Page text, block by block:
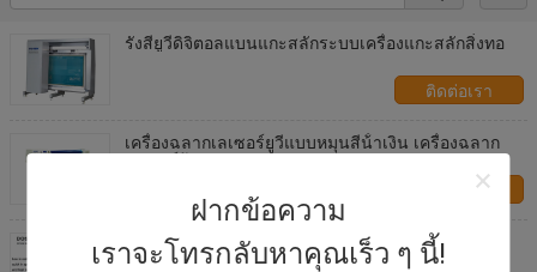
ฝากข้อความ
เราจะโทรกลับหาคุณเร็ว ๆ นี้!
รังสียูวีดิจิตอลแบนแกะสลักระบบเครื่องแกะสลักสิ่งทอ
ติดต่อเรา
เครื่องฉลากเลเซอร์ยูวีแบบหมุนสีน้ําเงิน เครื่องฉลาก
เลเซอร์ผ้า 360 / 720 DPI
ติดต่อเรา
เครื่องแสง UV โรตารีอิงค์เจ็ทสิ่งทอแกะสลัก, โรตารี
อุปกรณ์การพิมพ์ดิจิตอล